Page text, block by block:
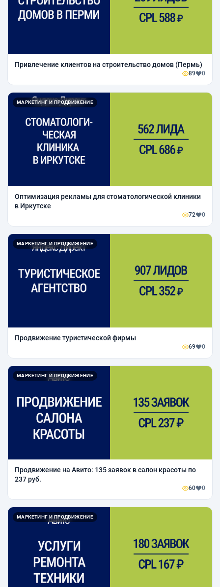
Привлечение клиентов на строительство домов (Пермь)
89 0
МАРКЕТИНГ И ПРОДВИЖЕНИЕ
Оптимизация рекламы для стоматологической клиники
в Иркутске
72 0
МАРКЕТИНГ И ПРОДВИЖЕНИЕ
Продвижение туристической фирмы
69 0
МАРКЕТИНГ И ПРОДВИЖЕНИЕ
Продвижение на Авито: 135 заявок в салон красоты по
237 руб.
60 0
МАРКЕТИНГ И ПРОДВИЖЕНИЕ